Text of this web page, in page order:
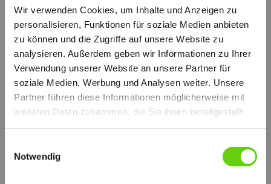
Wir verwenden Cookies, um Inhalte und Anzeigen zu
personalisieren, Funktionen für soziale Medien anbieten
zu können und die Zugriffe auf unsere Website zu
analysieren. Außerdem geben wir Informationen zu Ihrer
Verwendung unserer Website an unsere Partner für
soziale Medien, Werbung und Analysen weiter. Unsere
Partner führen diese Informationen möglicherweise mit
weiteren Daten zusammen, die Sie ihnen bereitgestellt
Notwendig
weitere technische Informationen (PDF)
CAL
© by hydraulik4u - ÄNDERUNGEN
VORBEHALTEN. MODIFICATIONS
RESERVED WITHOUT PRIOR NOTICE.
Ufi-Sofima_HYD_Catalogo_2018_CAL_Web.pdf
PDF-Dokument [794.4 KB]
weitere technische Informationen (PDF)
CAL_E
© by hydraulik4u - ÄNDERUNGEN
VORBEHALTEN. MODIFICATIONS
CAL_E.pdf
FORSCHUNG UND ENTWICKLUNG